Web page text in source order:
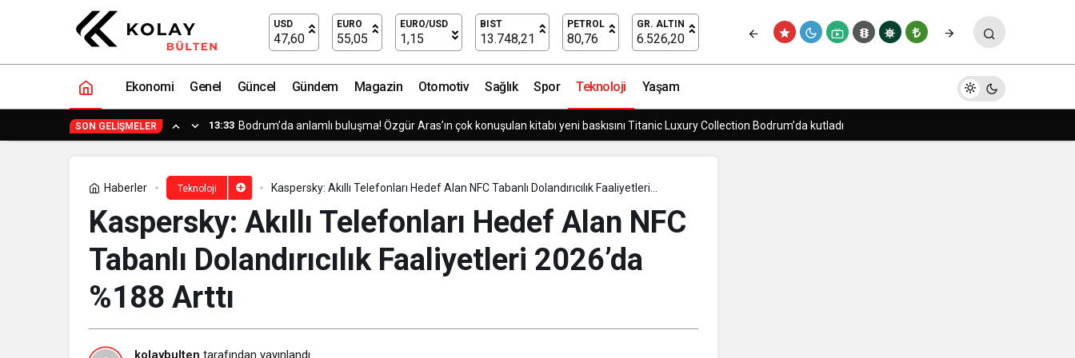
USD
47,60
EURO
55,05
EURO/USD
1,15
BIST
13.748,21
PETROL
80,76
GR. ALTIN
6.526,20
Ekonomi Genel Güncel Gündem Magazin Otomotiv Sağlık Spor Teknoloji Yaşam
SON GELIŞMELER 12:33 Kapadokya Motorsporları Kompleksi Açılıyor
Haberler Teknoloji
Kaspersky: Akıllı Telefonları Hedef Alan NFC Tabanlı Dolandırıcılık Faaliyetleri
Kaspersky: Akıllı Telefonları Hedef Alan NFC
Tabanlı Dolandırıcılık Faaliyetleri 2026’da
%188 Arttı
kolaybulten tarafından yayınlandı
Samsung’dan Yapay Zeka Enerji Tasarrufu Kampanyası: Tasarruf ettikçe kazandıran akıllı ev deneyimi Yorum Yap Paylaş